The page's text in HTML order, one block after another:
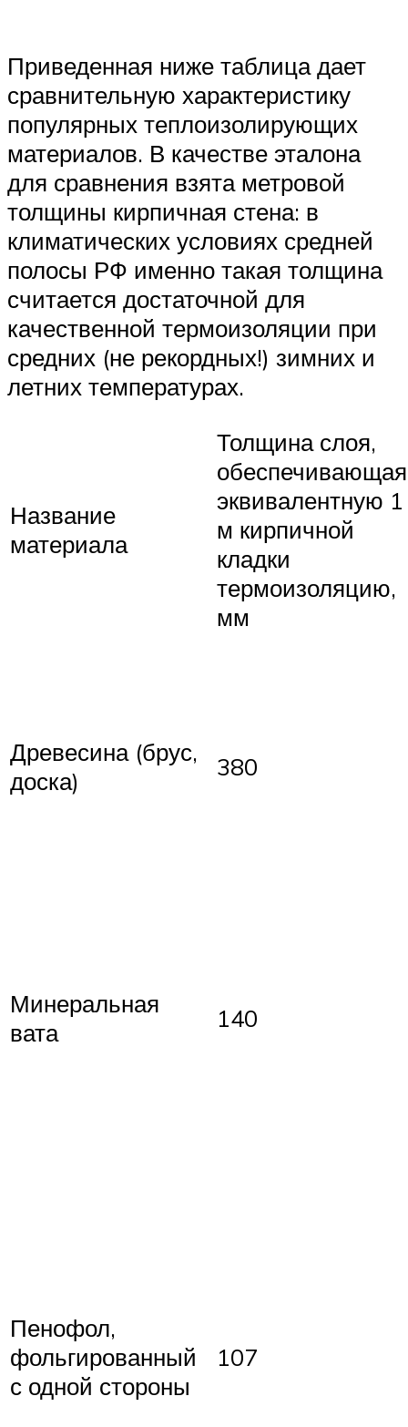
Приведенная ниже таблица дает
сравнительную характеристику
популярных теплоизолирующих
материалов. В качестве эталона
для сравнения взята метровой
толщины кирпичная стена: в
климатических условиях средней
полосы РФ именно такая толщина
считается достаточной для
качественной термоизоляции при
средних (не рекордных!) зимних и
летних температурах.
Название
материала
Толщина слоя,
обеспечивающая
эквивалентную 1
м кирпичной
кладки
термоизоляцию,
мм
Древесина (брус,
доска)
380
Минеральная
вата
140
Пенофол,
фольгированный
с одной стороны
107